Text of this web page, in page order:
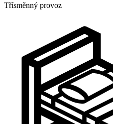
Třísměnný provoz